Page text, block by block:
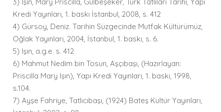
Kredi Yayınları, 1. baskı İstanbul, 2008, s. 412
4) Gürsoy, Deniz. Tarihin Süzgecinde Mutfak Kültürümüz,
Oğlak Yayınları, 2004, İstanbul, 1. baskı, s. 6.
5) Işın, a.g.e. s. 412
6) Mahmut Nedim bin Tosun, Aşçıbaşı, (Hazırlayan:
Priscilla Mary Işın), Yapı Kredi Yayınları, 1. baskı, 1998,
s.104.
7) Ayşe Fahriye, Tatlıcıbaşı, (1924) Bateş Kültür Yayınları,